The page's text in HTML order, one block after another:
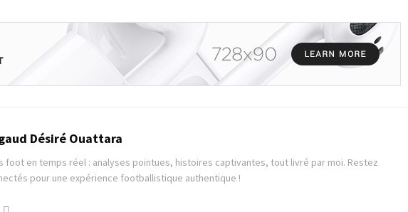
Désiré Ouattara
foot en temps réel : analyses pointues, histoires captivantes, tout livré par moi. Restez
pour une expérience footballistique authentique !